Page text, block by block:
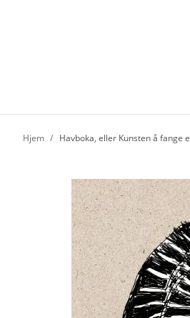
Hjem Havboka, eller Kunsten å